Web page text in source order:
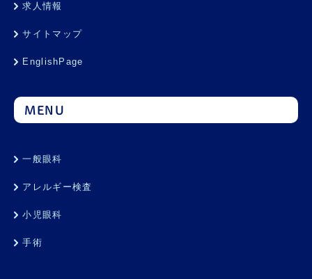
求人情報
サイトマップ
EnglishPage
MENU
一般眼科
アレルギー検査
小児眼科
手術